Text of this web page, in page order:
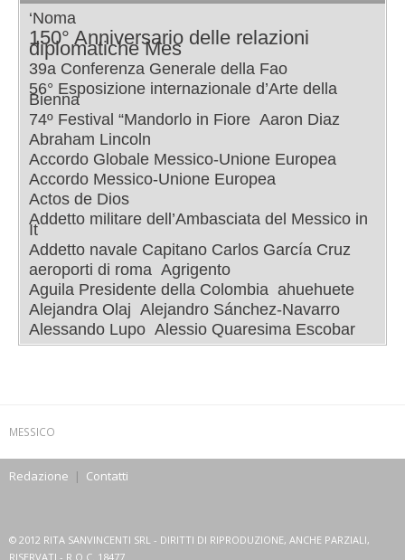
‘Noma
150° Anniversario delle relazioni
diplomatiche Mes
39a Conferenza Generale della Fao
56° Esposizione internazionale d’Arte della
Bienna
74º Festival “Mandorlo in Fiore Aaron Diaz
Abraham Lincoln
Accordo Globale Messico-Unione Europea
Accordo Messico-Unione Europea
Actos de Dios
Addetto militare dell’Ambasciata del Messico in
It
Addetto navale Capitano Carlos García Cruz
aeroporti di roma Agrigento
Aguila Presidente della Colombia ahuehuete
Alejandra Olaj Alejandro Sánchez-Navarro
Alessando Lupo Alessio Quaresima Escobar
MESSICO
Redazione | Contatti
© 2012 RITA SANVINCENTI SRL - DIRITTI DI RIPRODUZIONE, ANCHE PARZIALI,
RISERVATI - R.O.C. 18477